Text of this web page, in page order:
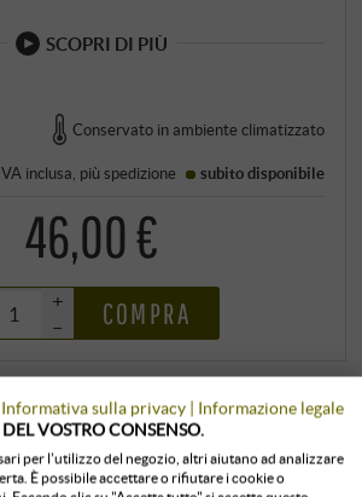
SCOPRI DI PIÙ
Conservato in ambiente climatizzato
inclusa, piùspedizione subito disponibile
46,00 €
+
–
COMPRA
Informativa sulla privacy | Informazione legale
VOSTRO CONSENSO.
per l'utilizzo del negozio, altri aiutano ad analizzare
È possibile accettare o rifiutare i cookie o